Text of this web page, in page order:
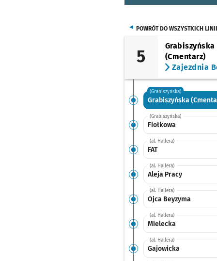
POWRÓT DO WSZYSTKICH LINII
5
Grabiszyńska
(Cmentarz)
Zajezdnia
(Grabiszyńska)
Grabiszyńska
(Grabiszyńska)
Fiołkowa
(al. Hallera)
FAT
(al. Hallera)
Aleja Pracy
(al. Hallera)
Ojca Beyzyma
(al. Hallera)
Mielecka
(al. Hallera)
Gajowicka